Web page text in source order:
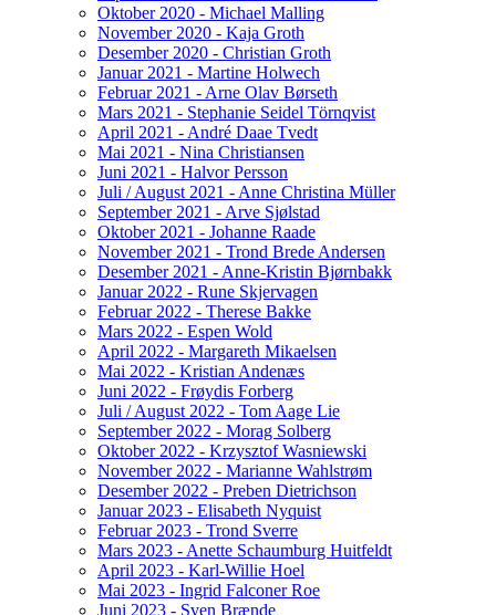
Oktober 2020 - Michael Malling
November 2020 - Kaja Groth
Desember 2020 - Christian Groth
Januar 2021 - Martine Holwech
Februar 2021 - Arne Olav Børseth
Mars 2021 - Stephanie Seidel Törnqvist
April 2021 - André Daae Tvedt
Mai 2021 - Nina Christiansen
Juni 2021 - Halvor Persson
Juli / August 2021 - Anne Christina Müller
September 2021 - Arve Sjølstad
Oktober 2021 - Johanne Raade
November 2021 - Trond Brede Andersen
Desember 2021 - Anne-Kristin Bjørnbakk
Januar 2022 - Rune Skjervagen
Februar 2022 - Therese Bakke
Mars 2022 - Espen Wold
April 2022 - Margareth Mikaelsen
Mai 2022 - Kristian Andenæs
Juni 2022 - Frøydis Forberg
Juli / August 2022 - Tom Aage Lie
September 2022 - Morag Solberg
Oktober 2022 - Krzysztof Wasniewski
November 2022 - Marianne Wahlstrøm
Desember 2022 - Preben Dietrichson
Januar 2023 - Elisabeth Nyquist
Februar 2023 - Trond Sverre
Mars 2023 - Anette Schaumburg Huitfeldt
April 2023 - Karl-Willie Hoel
Mai 2023 - Ingrid Falconer Roe
Juni 2023 - Sven Brænde